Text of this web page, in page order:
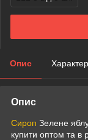
Опис
Опис
Сироп Зелене
купити оптом та в